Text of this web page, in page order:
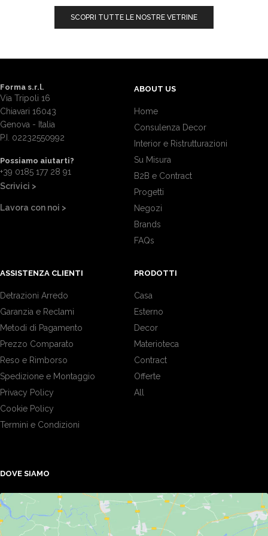
SCOPRI TUTTE LE NOSTRE VETRINE
Forma s.r.l.
Via Tripoli 16
Chiavari 16043
Genova - Italia
P.I. 02232550992
Possiamo aiutarti?
+39 0185 177 28 91
Scrivici >
Lavora con noi >
ABOUT US
Home
Consulenza Decor
Interior e Ristrutturazioni
Su Misura
B2B e Contract
Progetti
Negozi
Brands
FAQs
ASSISTENZA CLIENTI
Detrazioni Arredo
Garanzia e Reclami
Metodi di Pagamento
Prezzo Comparato
Reso e Rimborso
Spedizione e Montaggio
Privacy Policy
Cookie Policy
Termini e Condizioni
PRODOTTI
Casa
Esterno
Decor
Materioteca
Contract
Offerte
All
DOVE SIAMO